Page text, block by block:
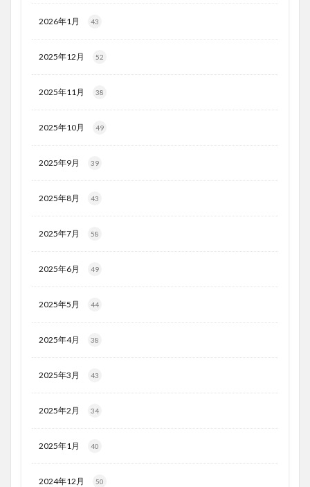
2026年1月 43
2025年12月 52
2025年11月 38
2025年10月 49
2025年9月 39
2025年8月 43
2025年7月 58
2025年6月 49
2025年5月 44
2025年4月 38
2025年3月 43
2025年2月 34
2025年1月 40
2024年12月 50